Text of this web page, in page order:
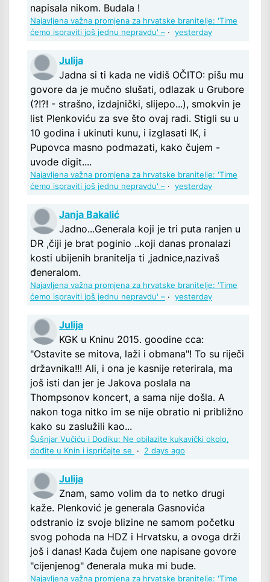
napisala nikom. Budala !
Najavljena važna promjena za hrvatske branitelje: 'Time
ćemo ispraviti još jednu nepravdu' – · yesterday
Julija
Jadna si ti kada ne vidiš OČITO: pišu mu
govore da je mučno slušati, odlazak u Grubore
(?!?! - strašno, izdajnički, slijepo...), smokvin je
list Plenkoviću za sve što ovaj radi. Stigli su u
10 godina i ukinuti kunu, i izglasati IK, i
Pupovca masno podmazati, kako čujem -
uvode digit....
Najavljena važna promjena za hrvatske branitelje: 'Time
ćemo ispraviti još jednu nepravdu' – · yesterday
Janja Bakalić
Jadno...Generala koji je tri puta ranjen u
DR ,čiji je brat poginio ..koji danas pronalazi
kosti ubijenih branitelja ti ,jadnice,nazivaš
đeneralom.
Najavljena važna promjena za hrvatske branitelje: 'Time
ćemo ispraviti još jednu nepravdu' – · yesterday
Julija
KGK u Kninu 2015. goodine cca:
"Ostavite se mitova, laži i obmana"! To su riječi
državnika!!! Ali, i ona je kasnije reterirala, ma
još isti dan jer je Jakova poslala na
Thompsonov koncert, a sama nije došla. A
nakon toga nitko im se nije obratio ni približno
kako su zaslužili kao...
Šušnjar Vučiću i Dodiku: Ne obilazite kukavički okolo,
dođite u Knin i ispričajte se
· 2 days ago
Julija
Znam, samo volim da to netko drugi
kaže. Plenković je generala Gasnovića
odstranio iz svoje blizine ne samom početku
svog pohoda na HDZ i Hrvatsku, a ovoga drži
još i danas! Kada čujem one napisane govore
"cijenjenog" đenerala muka mi bude.
Najavljena važna promjena za hrvatske branitelje: 'Time